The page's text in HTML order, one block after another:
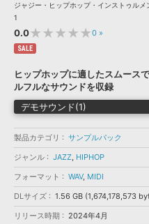
プラグイン・エフェクト »
サンプルパック »
ソフトウェア／ツール »
DAW »
効果音 »
キャンペーン »
特集 »
ニュースレター »
SONICWIREブログ »
製品サポート情報 »
DTMガイド »
FAQ »
お問い合わせ »
VIENNA
EZ DRUMMER 3
サンプルパックを試そう
ELECTRONICA
ソフト音源 プラグイン
ソフトウェア／ツール
ジャンル
メーカー
フォーマット
ランキング
ジャジー・ヒップホップ・インストゥルメ
1
0.0★★★★★0 »
SALE
ヒップホップに適したスムース
ルフルなサウンドを収録
デモサウンド(1)
製品カテゴリ
サンプルパック
ジャンル
JAZZ, HIPHOP
フォーマット
WAV, MIDI
DLサイズ
1.56 GB (1,674,178,573
リリース時期
2024年4月